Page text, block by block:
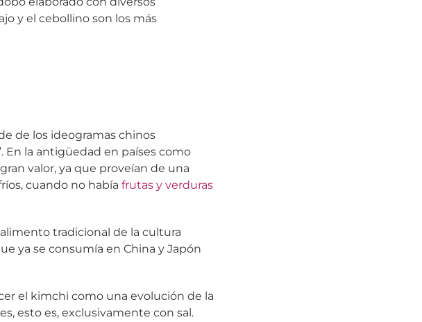
y el cebollino son los más
de los ideogramas chinos
En la antigüedad en países como
valor, ya que proveían de una
cuando no habíafrutas y verduras
tradicional de la cultura
ya se consumía en China y Japón
el kimchi como una evolución de la
esto es, exclusivamente con sal.